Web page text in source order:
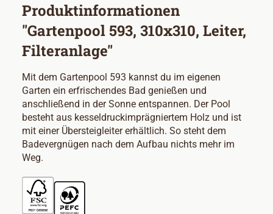
Produktinformationen
"Gartenpool 593, 310x310, Leiter,
Filteranlage"
Mit dem Gartenpool 593 kannst du im eigenen
Garten ein erfrischendes Bad genießen und
anschließend in der Sonne entspannen. Der Pool
besteht aus kesseldruckimprägniertem Holz und ist
mit einer Übersteigleiter erhältlich. So steht dem
Badevergnügen nach dem Aufbau nichts mehr im
Weg.